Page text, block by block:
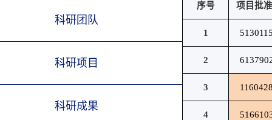
科研团队
科研项目
科研成果
序号 项目批
1
2
3
4